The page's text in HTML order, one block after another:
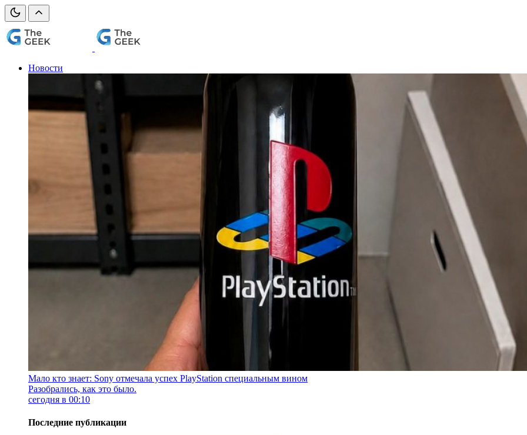
Новости
Мало кто знает: Sony отмечала успех PlayStation специальным вином
Разобрались, как это было.
сегодня в 00:10
Последние публикации